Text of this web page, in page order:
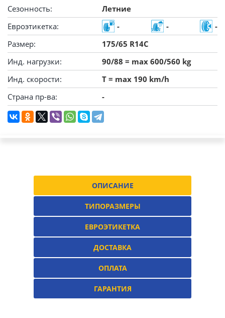
Сезонность:
Летние
Евроэтикетка:
- -
-
Размер:
175/65 R14C
Инд. нагрузки:
90/88 = max 600/560 kg
Инд. скорости:
T = max 190 km/h
Страна пр-ва:
-
ОПИСАНИЕ
ТИПОРАЗМЕРЫ
ЕВРОЭТИКЕТКА
ДОСТАВКА
ОПЛАТА
ГАРАНТИЯ